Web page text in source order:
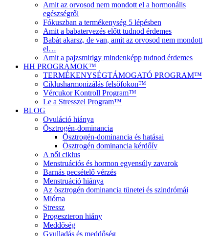
Amit az orvosod nem mondott el a hormonális
egészségről
Fókuszban a termékenység 5 lépésben
Amit a babatervezés előtt tudnod érdemes
Babát akarsz, de van, amit az orvosod nem mondott
el…
Amit a pajzsmirigy mindenképp tudnod érdemes
HH PROGRAMOK™
TERMÉKENYSÉGTÁMOGATÓ PROGRAM™
Ciklusharmonizálás felsőfokon™
Vércukor Kontroll Program™
Le a Stresszel Program™
BLOG
Ovuláció hiánya
Ösztrogén-dominancia
Ösztrogén-dominancia és hatásai
Ösztrogén dominancia kérdőív
A női ciklus
Menstruációs és hormon egyensúly zavarok
Barnás pecsételő vérzés
Menstruáció hiánya
Az ösztrogén dominancia tünetei és szindrómái
Mióma
Stressz
Progeszteron hiány
Meddőség
Gyulladás és meddőség